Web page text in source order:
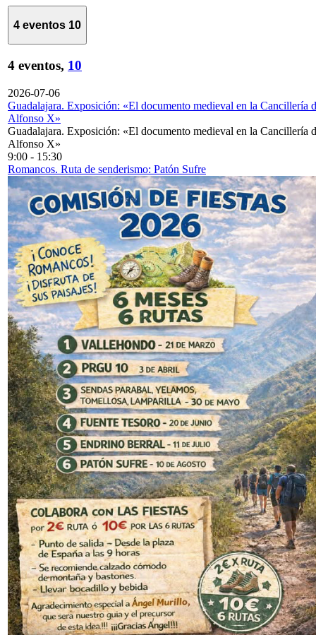
4 eventos 10
4 eventos, 10
2026-07-06
Guadalajara. Exposición: «El documento medieval en la Cancillería
Alfonso X»
Guadalajara. Exposición: «El documento medieval en la Cancillería
Alfonso X»
9:00 - 15:30
Romancos. Ruta de senderismo: Patón Sufre